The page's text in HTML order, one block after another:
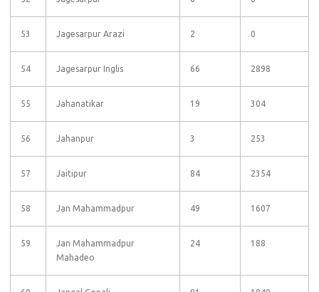
53 Jagesarpur Arazi 2 0
54 Jagesarpur Inglis 66 2898
55 Jahanatikar 19 304
56 Jahanpur 3 253
57 Jaitipur 84 2354
58 Jan Mahammadpur 49 1607
59
Jan Mahammadpur
Mahadeo
24 188